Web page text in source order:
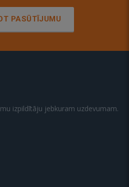
PASŪTĪJUMU
izpildītāju jebkuram uzdevumam.